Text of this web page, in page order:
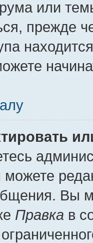
или
прежде
Вы
Правка в